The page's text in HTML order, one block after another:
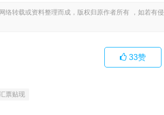
络转载或资料整理而成，版权归原作者所有 ，如若有
33赞
票贴现